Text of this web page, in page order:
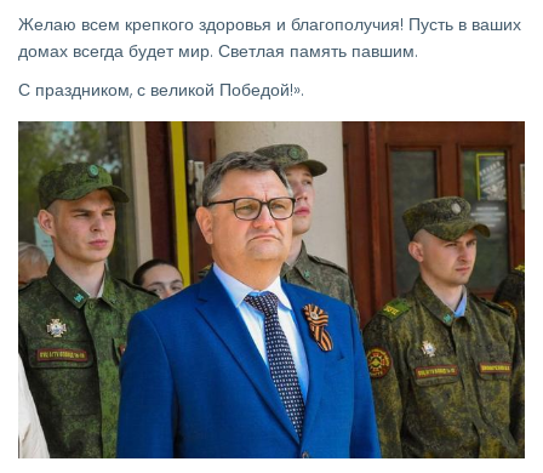
Желаю всем крепкого здоровья и благополучия! Пусть в ваших
домах всегда будет мир. Светлая память павшим.
С праздником, с великой Победой!».
Изображение